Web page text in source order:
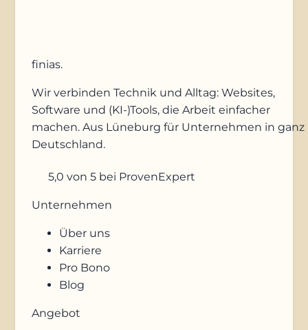
finias.
Wir verbinden Technik und Alltag: Websites,
Software und (KI-)Tools, die Arbeit einfacher
machen. Aus Lüneburg für Unternehmen in ganz
Deutschland.
5,0 von 5 bei ProvenExpert
Unternehmen
Über uns
Karriere
Pro Bono
Blog
Angebot